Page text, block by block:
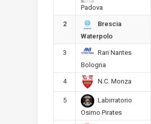
Padova
2
Brescia
Waterpolo
3
Rari Nantes
Bologna
4 N.C. Monza
5
Labirratorio
Osimo Pirates